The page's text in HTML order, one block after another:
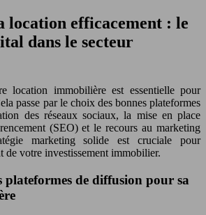
location efficacement : le
dans le secteur
location immobilière est essentielle pour
passe par le choix des bonnes plateformes
des réseaux sociaux, la mise en place
(SEO) et le recours au marketing
marketing solide est cruciale pour
de votre investissement immobilier.
plateformes de diffusion pour sa